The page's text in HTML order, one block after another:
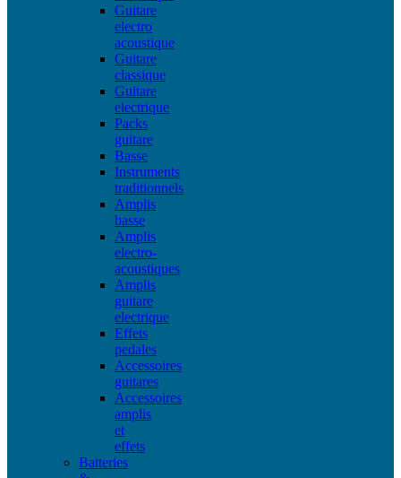
Guitare
electro
acoustique
Guitare
classique
Guitare
electrique
Packs
guitare
Basse
Instruments
traditionnels
Amplis
basse
Amplis
electro-
acoustiques
Amplis
guitare
electrique
Effets
pedales
Accessoires
guitares
Accessoires
amplis
et
effets
Batteries